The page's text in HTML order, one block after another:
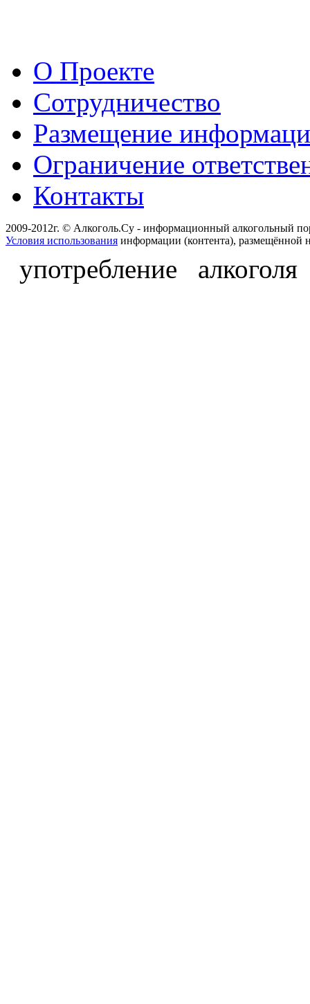
О Проекте
Сотрудничество
Размещение
Ограничение
Контакты
2009-2012г. © Алкоголь.Су - информационный алкогольный
Условия использования информации (контента), размещённой
употребление